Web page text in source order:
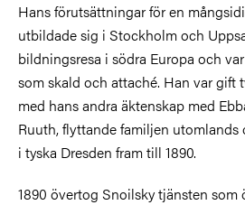
Hans förutsättningar för en
utbildade sig i Stockholm och
bildningsresa i södra Europa och
som skald och attaché. Han var gift
med hans andra äktenskap med
Ruuth, flyttande familjen
i tyska Dresden fram till 1890.
1890 övertog Snoilsky tjänsten som